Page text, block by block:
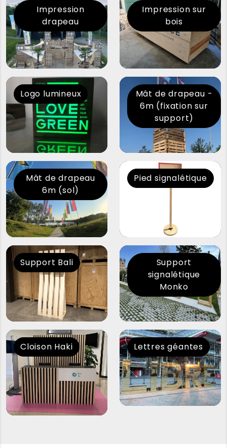
Impression
drapeau
Impression sur
bois
Logo lumineux
Mât de drapeau -
6m (fixation sur
support)
Mât de drapeau
6m (sol)
Pied signalétique
Support Bali
Support
signalétique
Monko
Cloison Haki Lettres géantes